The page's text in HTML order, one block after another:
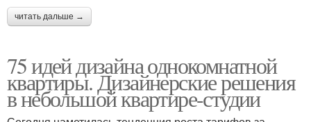
читать дальше →
75 идей дизайна однокомнатной
квартиры. Дизайнерские решения
в небольшой квартире-студии